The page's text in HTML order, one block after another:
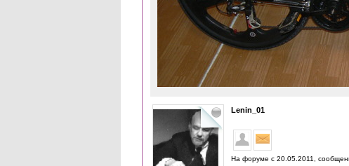
Lenin_01
На форуме с 20.05.2011,